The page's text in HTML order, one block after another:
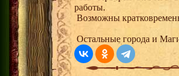
работы.
Возможны
Остальные города и